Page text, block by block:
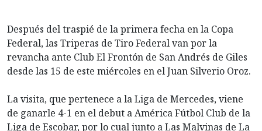
Después del traspié de la primera fecha en la Copa
Federal, las Triperas de Tiro Federal van por la
revancha ante Club El Frontón de San Andrés de Giles
desde las 15 de este miércoles en el Juan Silverio Oroz.
La visita, que pertenece a la Liga de Mercedes, viene
de ganarle 4-1 en el debut a América Fútbol Club de la
Liga de Escobar, por lo cual junto a Las Malvinas de La